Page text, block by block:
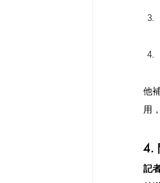
他
用
4.
記